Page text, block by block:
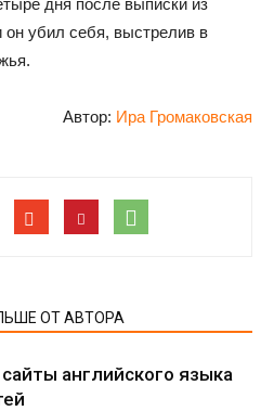
дня после выписки из
он убил себя, выстрелив в
Автор: Ира Громаковская
ОТ АВТОРА
английского языка